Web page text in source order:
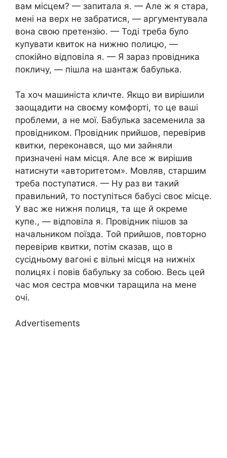
вам місцем? — запитала я. — Але ж я стара,
мені на верх не забратися, — аргументувала
вона свою претензію. — Тоді треба було
купувати квиток на нижню полицю, —
спокійно відповіла я. — Я зараз провідника
покличу, — пішла на шантаж бабулька.
Та хоч машиніста кличте. Якщо ви вирішили
заощадити на своєму комфорті, то це ваші
проблеми, а не мої. Бабулька засеменила за
провідником. Провідник прийшов, перевірив
квитки, переконався, що ми зайняли
призначені нам місця. Але все ж вирішив
натиснути «авторитетом». Мовляв, старшим
треба поступатися. — Ну раз ви такий
правильний, то поступіться бабусі своє місце.
У вас же нижня полиця, та ще й окреме
купе., — відповіла я. Провідник пішов за
начальником поїзда. Той прийшов, повторно
перевірив квитки, потім сказав, що в
сусідньому вагоні є вільні місця на нижніх
полицях і повів бабульку за собою. Весь цей
час моя сестра мовчки таращила на мене
очі.
Advertisements